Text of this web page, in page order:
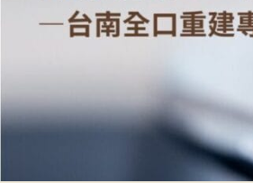
黃
宗
偉